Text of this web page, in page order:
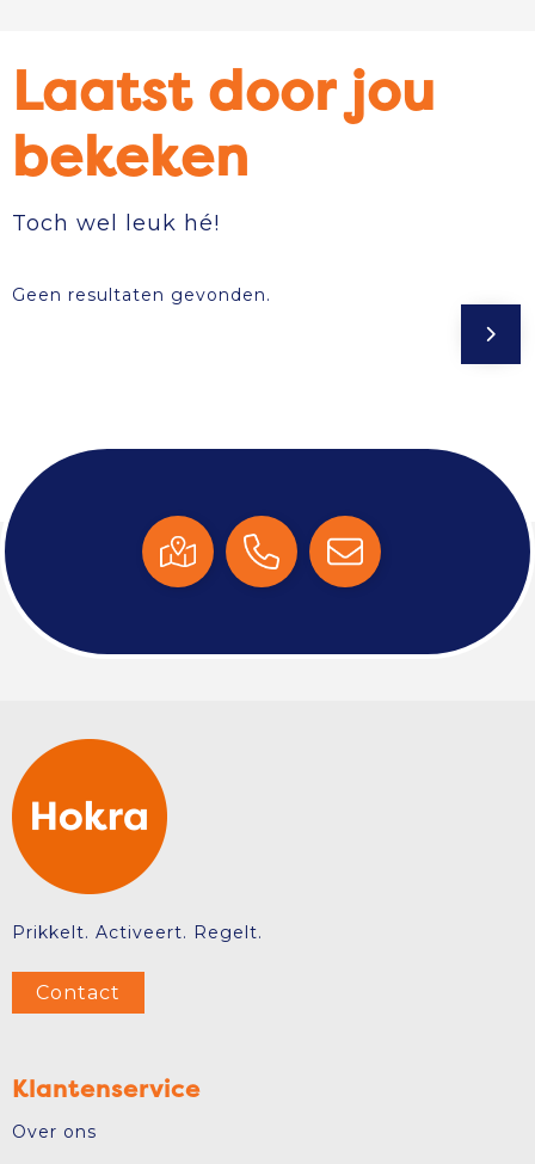
Laatst door jou
bekeken
Toch wel leuk hé!
Geen resultaten gevonden.
Prikkelt. Activeert. Regelt.
Contact
Klantenservice
Over ons